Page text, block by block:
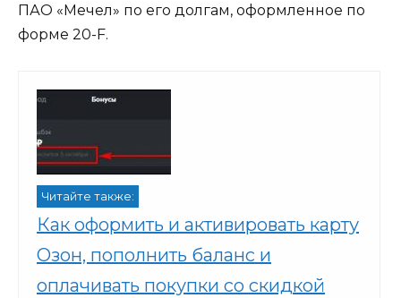
ПАО «Мечел» по его долгам, оформленное по
форме 20-F.
Читайте также:
Как оформить и активировать карту
Озон, пополнить баланс и
оплачивать покупки со скидкой